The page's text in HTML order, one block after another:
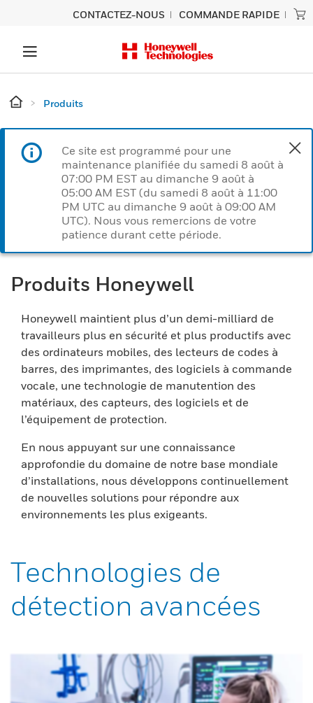
CONTACTEZ-NOUS COMMANDE RAPIDE
Produits
Ce site est programmé pour une
maintenance planifiée du samedi 8 août à
07:00 PM EST au dimanche 9 août à
05:00 AM EST (du samedi 8 août à 11:00
PM UTC au dimanche 9 août à 09:00 AM
UTC). Nous vous remercions de votre
patience durant cette période.
Produits Honeywell
Honeywell maintient plus d’un demi-milliard de
travailleurs plus en sécurité et plus productifs avec
des ordinateurs mobiles, des lecteurs de codes à
barres, des imprimantes, des logiciels à commande
vocale, une technologie de manutention des
matériaux, des capteurs, des logiciels et de
l’équipement de protection.
En nous appuyant sur une connaissance
approfondie du domaine de notre base mondiale
d’installations, nous développons continuellement
de nouvelles solutions pour répondre aux
environnements les plus exigeants.
Technologies de
détection avancées